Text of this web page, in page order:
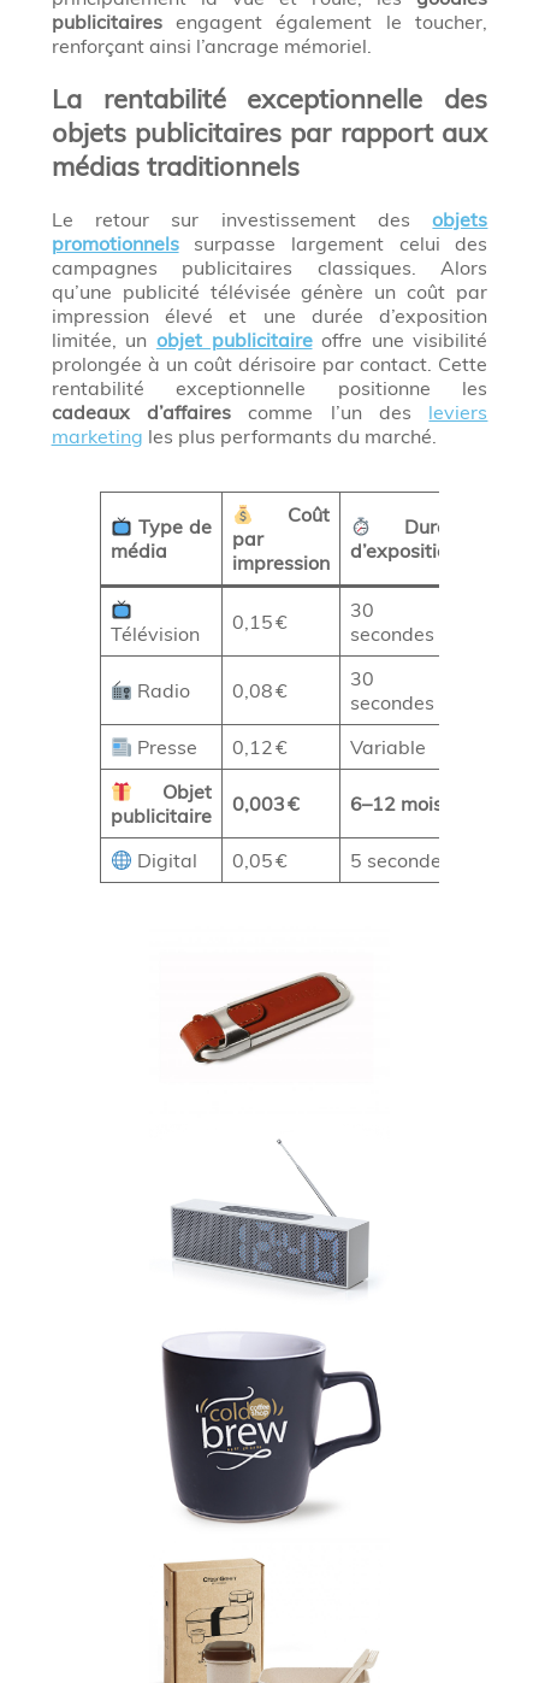
publicitairesengagent également le toucher,
renforçant ainsi l’ancrage mémoriel.
La rentabilité exceptionnelle des
objets publicitaires par rapport aux
médias traditionnels
Le retour sur investissement desobjets
promotionnelssurpasse largement celui des
campagnes publicitaires classiques. Alors
qu’une publicité télévisée génère un coût par
impression élevé et une durée d’exposition
limitée, un objet publicitaireoffre une visibilité
prolongée à un coût dérisoire par contact. Cette
rentabilité exceptionnelle positionne les
cadeaux d’affairescomme l’un des leviers
marketing les plus performants du marché.
Type de
média
Coût
par
impression
Durée
d’exposition
Télévision 0,15 €
30
secondes
Radio 0,08 €
30
secondes
Presse 0,12 € Variable
Objet
publicitaire
0,003€ 6–12 mois
Digital 0,05 € 5 secondes